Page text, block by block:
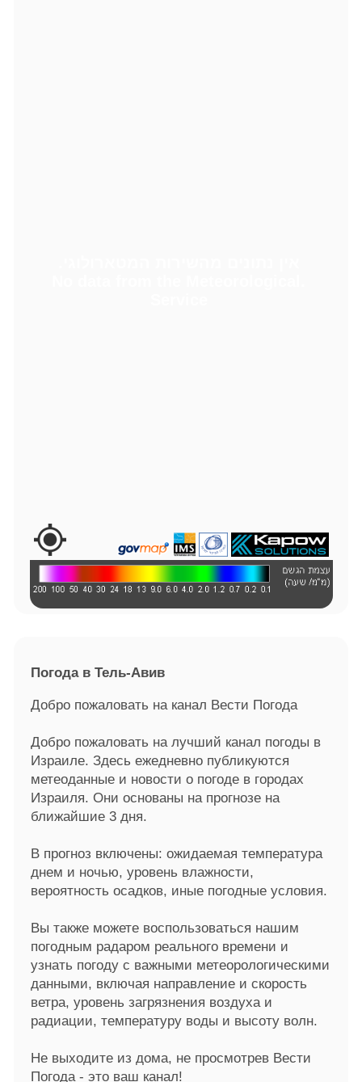
Погода в Тель-Авив
Добро пожаловать на канал Вести Погода
Добро пожаловать на лучший канал погоды в
Израиле. Здесь ежедневно публикуются
метеоданные и новости о погоде в городах
Израиля. Они основаны на прогнозе на
ближайшие 3 дня.
В прогноз включены: ожидаемая температура
днем и ночью, уровень влажности,
вероятность осадков, иные погодные условия.
Вы также можете воспользоваться нашим
погодным радаром реального времени и
узнать погоду с важными метеорологическими
данными, включая направление и скорость
ветра, уровень загрязнения воздуха и
радиации, температуру воды и высоту волн.
Не выходите из дома, не просмотрев Вести
Погода - это ваш канал!